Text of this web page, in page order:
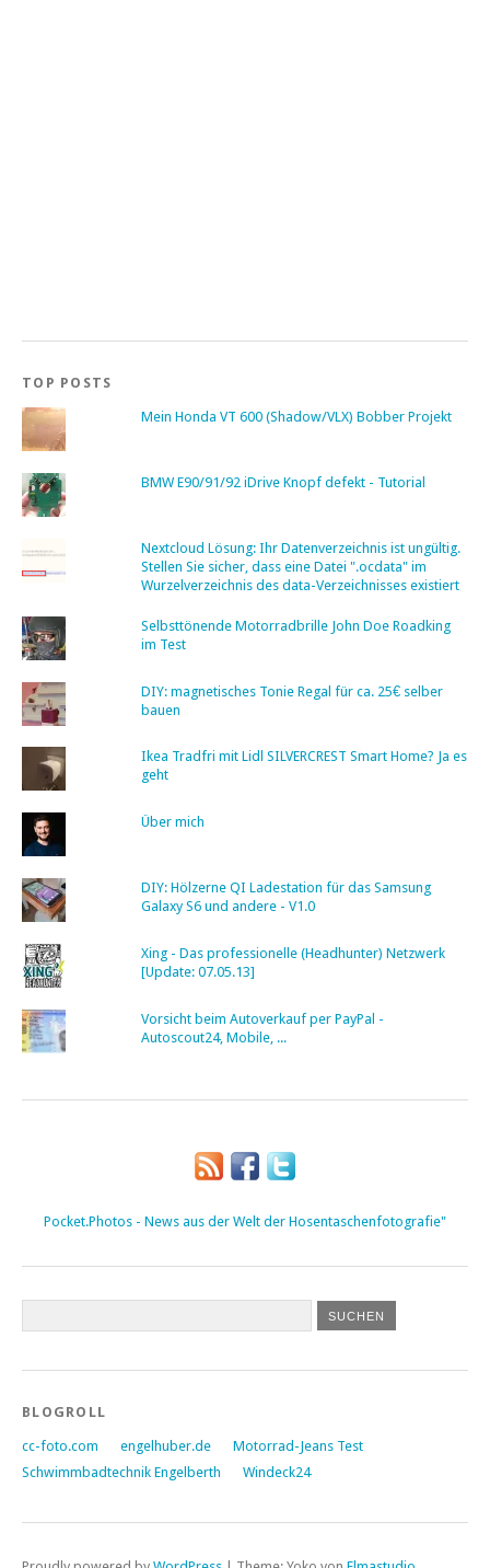
TOP POSTS
Mein Honda VT 600 (Shadow/VLX) Bobber Projekt
BMW E90/91/92 iDrive Knopf defekt - Tutorial
Nextcloud Lösung: Ihr Datenverzeichnis ist ungültig.
Stellen Sie sicher, dass eine Datei ".ocdata" im
Wurzelverzeichnis des data-Verzeichnisses existiert
Selbsttönende Motorradbrille John Doe Roadking
im Test
DIY: magnetisches Tonie Regal für ca. 25€ selber
bauen
Ikea Tradfri mit Lidl SILVERCREST Smart Home? Ja es
geht
Über mich
DIY: Hölzerne QI Ladestation für das Samsung
Galaxy S6 und andere - V1.0
Xing - Das professionelle (Headhunter) Netzwerk
[Update: 07.05.13]
Vorsicht beim Autoverkauf per PayPal -
Autoscout24, Mobile, ...
Pocket.Photos - News aus der Welt der Hosentaschenfotografie"
BLOGROLL
cc-foto.com engelhuber.de
Motorrad-Jeans Test
Schwimmbadtechnik Engelberth
Windeck24